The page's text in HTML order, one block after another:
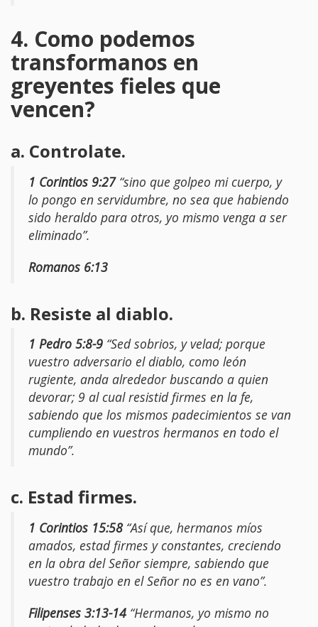
4. Como podemos
transformanos en
greyentes fieles que
vencen?
a. Controlate.
1 Corintios 9:27 “sino que golpeo mi cuerpo, y
lo pongo en servidumbre, no sea que habiendo
sido heraldo para otros, yo mismo venga a ser
eliminado”.
Romanos 6:13
b. Resiste al diablo.
1 Pedro 5:8-9 “Sed sobrios, y velad; porque
vuestro adversario el diablo, como león
rugiente, anda alrededor buscando a quien
devorar; 9 al cual resistid firmes en la fe,
sabiendo que los mismos padecimientos se van
cumpliendo en vuestros hermanos en todo el
mundo”.
c. Estad firmes.
1 Corintios 15:58 “Así que, hermanos míos
amados, estad firmes y constantes, creciendo
en la obra del Señor siempre, sabiendo que
vuestro trabajo en el Señor no es en vano”.
Filipenses 3:13-14 “Hermanos, yo mismo no